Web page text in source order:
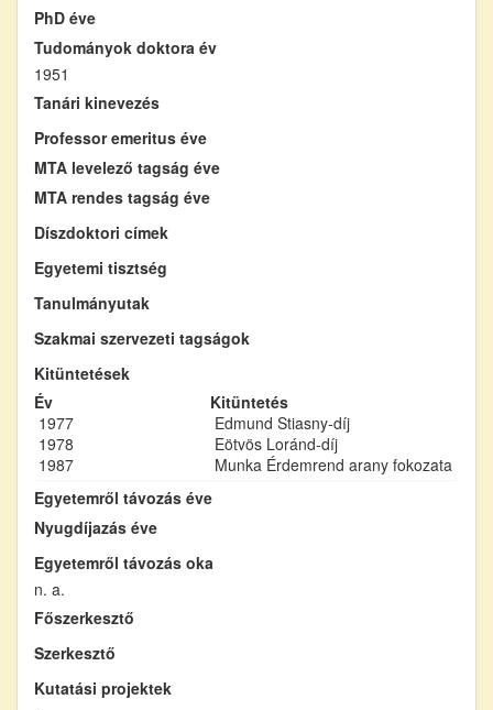
PhD éve
Tudományok doktora év
1951
Tanári kinevezés
Professor emeritus éve
MTA levelező tagság éve
MTA rendes tagság éve
Díszdoktori címek
Egyetemi tisztség
Tanulmányutak
Szakmai szervezeti tagságok
Kitüntetések
Év
Kitüntetés
1977
Edmund Stiasny-díj
1978
Eötvös Loránd-díj
1987
Munka Érdemrend arany fokozata
Egyetemről távozás éve
Nyugdíjazás éve
Egyetemről távozás oka
n. a.
Főszerkesztő
Szerkesztő
Kutatási projektek